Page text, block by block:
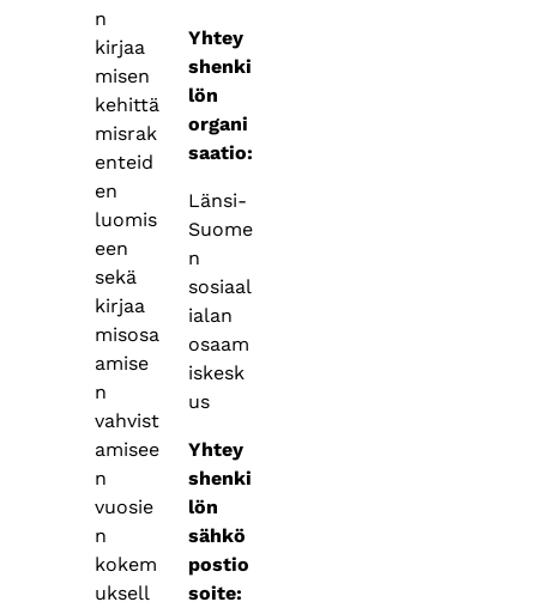
n
kirjaa
misen
kehittä
misrak
enteid
en
luomis
een
sekä
kirjaa
misosa
amise
n
vahvist
amisee
n
vuosie
n
kokem
uksell
Yhtey
shenki
lön
organi
saatio:
Länsi-
Suome
n
sosiaal
ialan
osaam
iskesk
us
Yhtey
shenki
lön
sähkö
postio
soite: